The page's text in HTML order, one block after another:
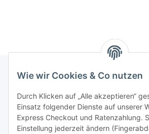
Wie wir Cookies & Co nutzen
Durch Klicken auf „Alle akzeptieren“
Einsatz folgender Dienste auf unserer
Express Checkout und Ratenzahlung.
Einstellung jederzeit ändern
Informationen
Gesetzliche Informationen